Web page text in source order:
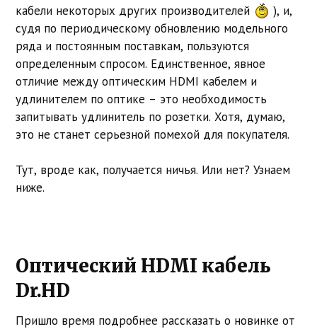
кабели некоторых других производителей
), и,
судя по периодическому обновлению модельного
ряда и постоянным поставкам, пользуются
определенным спросом. Единственное, явное
отличие между оптическим HDMI кабелем и
удлинителем по оптике – это необходимость
запитывать удлинитель по розетки. Хотя, думаю,
это не станет серьезной помехой для покупателя.
Тут, вроде как, получается ничья. Или нет? Узнаем
ниже.
Оптический HDMI кабель
Dr.HD
Пришло время подробнее рассказать о новинке от